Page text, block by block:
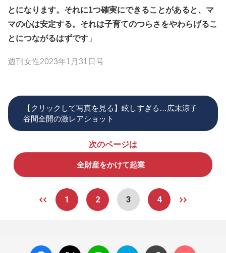
とになります。それに1つ確実にできることがあると、マ
マの心は安定する。それは子育てのつらさをやわらげるこ
とにつながるはずです 」
週刊女性2023年1月31日号
【クリックして写真を見る】眩しすぎる…広末涼子
谷間全開の激レアショット
次のページは
全財産をかけて起業
1 2 3 4
facebo X ポス LINE はてな コメン